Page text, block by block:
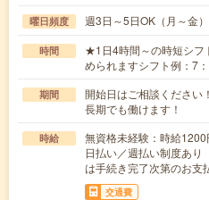
曜日頻度 週3日～5日OK（月～
時間
★1日4時間～の時短シフ
められますシフト例：7
期間
開始日はご相談くださ
長期でも働けます！
時給
無資格未経験：時給
日払い／週払い制度あり
は手続き完了次第のお支
交通費